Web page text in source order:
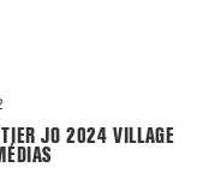
JO 2024 VILLAGE